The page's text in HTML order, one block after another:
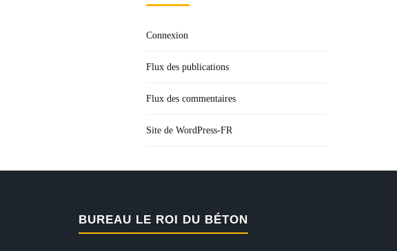
Connexion
Flux des publications
Flux des commentaires
Site de WordPress-FR
BUREAU LE ROI DU BÉTON